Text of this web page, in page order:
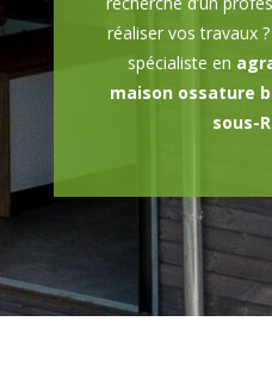
réaliser vos travaux
spécialiste en
maison ossature
sous-